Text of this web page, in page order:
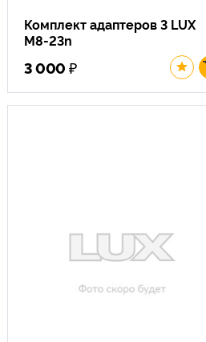
Комплект адаптеров 3 LUX
M8-23n
3 000 ₽